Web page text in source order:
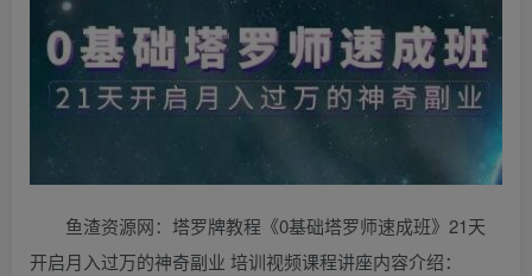
鱼渣资源网：塔罗牌教程《0基础塔罗师速成班》21天
开启月入过万的神奇副业 培训视频课程讲座内容介绍：